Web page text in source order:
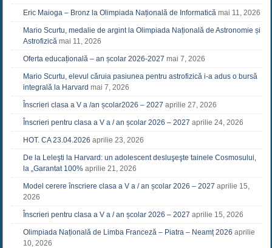
Eric Maioga – Bronz la Olimpiada Națională de Informatică mai 11, 2026
Mario Scurtu, medalie de argint la Olimpiada Națională de Astronomie și
Astrofizică mai 11, 2026
Oferta educațională – an școlar 2026-2027 mai 7, 2026
Mario Scurtu, elevul căruia pasiunea pentru astrofizică i-a adus o bursă
integrală la Harvard mai 7, 2026
Înscrieri clasa a V a /an școlar2026 – 2027 aprilie 27, 2026
Înscrieri pentru clasa a V a / an școlar 2026 – 2027 aprilie 24, 2026
HOT. CA 23.04.2026 aprilie 23, 2026
De la Leleşti la Harvard: un adolescent desluşeşte tainele Cosmosului,
la „Garantat 100% aprilie 21, 2026
Model cerere înscriere clasa a V a / an școlar 2026 – 2027 aprilie 15,
2026
Înscrieri pentru clasa a V a / an școlar 2026 – 2027 aprilie 15, 2026
Olimpiada Națională de Limba Franceză – Piatra – Neamț 2026 aprilie
10, 2026